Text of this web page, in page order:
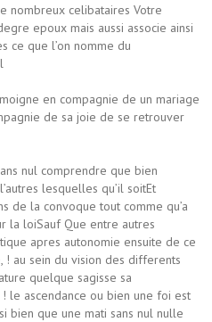
nombreux celibataires Votre
epoux mais aussi associe ainsi
ce que l’on nomme du
en compagnie de un mariage
de sa joie de se retrouver
nul comprendre que bien
lesquelles qu’il soitEt
de la convoque tout comme qu’a
la loiSauf Que entre autres
apres autonomie ensuite de ce
! au sein du vision des differents
quelque sagisse sa
le ascendance ou bien une foi est
bien que une mati sans nul nulle